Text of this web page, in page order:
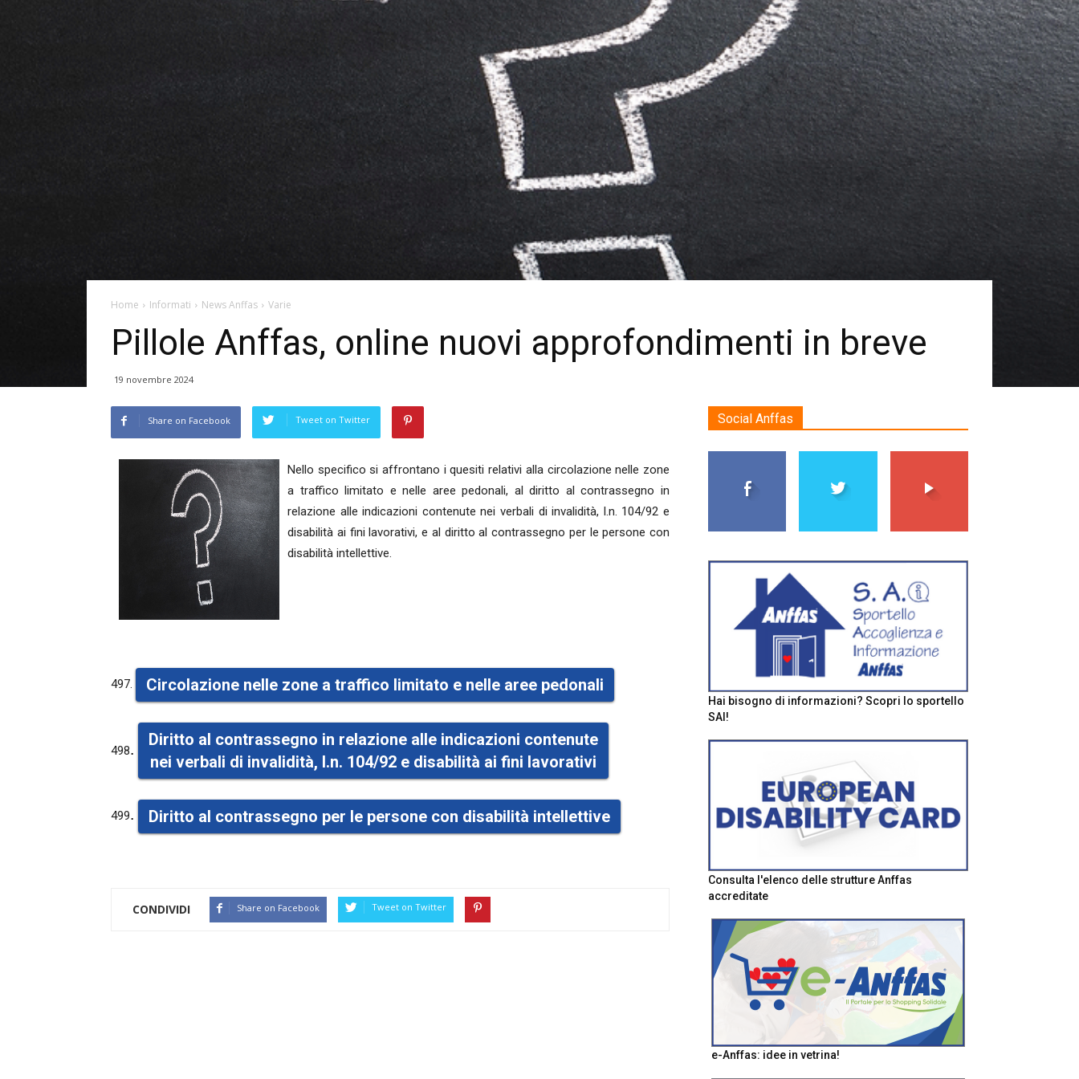
Home Informati News Anffas Varie
Pillole Anffas, online nuovi approfondimenti in breve
19 novembre 2024
Share on Facebook Tweet on Twitter
Nello specifico si affrontano i quesiti relativi alla circolazione nelle zone
a traffico limitato e nelle aree pedonali, al diritto al contrassegno in
relazione alle indicazioni contenute nei verbali di invalidità, l.n. 104/92 e
disabilità ai fini lavorativi, e al diritto al contrassegno per le persone con
disabilità intellettive.
497. Circolazione nelle zone a traffico limitato e nelle aree pedonali
498.
Diritto al contrassegno in relazione alle indicazioni contenute
nei verbali di invalidità, l.n. 104/92 e disabilità ai fini lavorativi
499. Diritto al contrassegno per le persone con disabilità intellettive
CONDIVIDI Share on Facebook Tweet on Twitter
Social Anffas
Hai bisogno di informazioni? Scopri lo sportello
SAI!
Consulta l'elenco delle strutture Anffas
accreditate
e-Anffas: idee in vetrina!